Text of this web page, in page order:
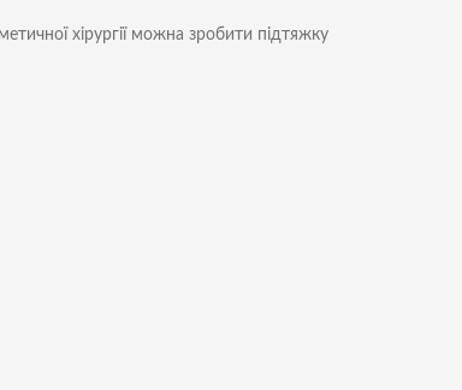
хірургії можна зробити підтяжку